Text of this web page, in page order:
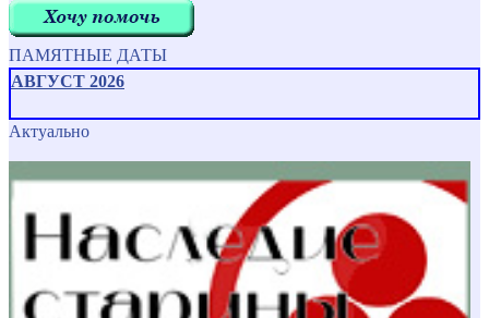
ПАМЯТНЫЕ ДАТЫ
АВГУСТ 2026
Актуально